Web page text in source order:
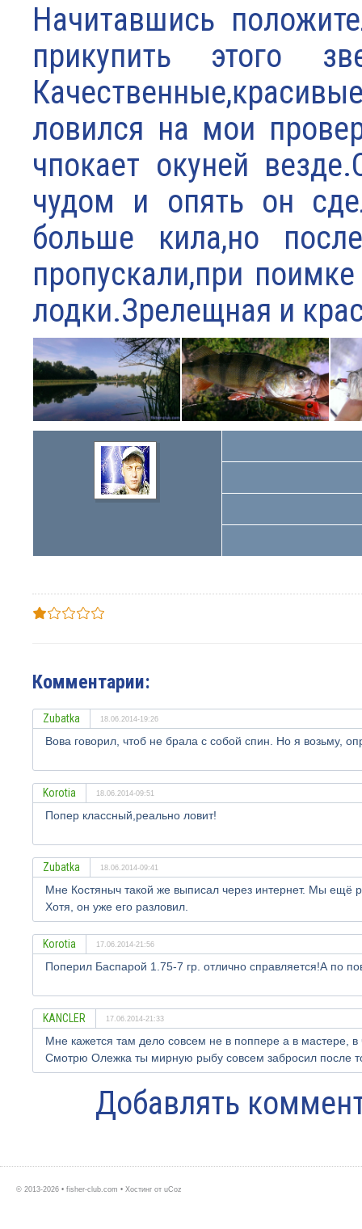
Начитавшись
прикупить этого
ловился на мои
чпокает окуней
чудом и опять он
больше кила,но
пропускали,при
лодки.Зрелещная и
Комментарии:
Zubatka 18.06.2014-19:26
Вова говорил, чтоб не брала с собой спин. Но я возьму,
Korotia 18.06.2014-09:51
Попер классный,реально ловит!
Zubatka 18.06.2014-09:41
Мне Костяныч такой же выписал через интернет. Мы ещё
Хотя, он уже его разловил.
Korotia 17.06.2014-21:56
Поперил Баспарой 1.75-7 гр. отлично справляется!А по
KANCLER 17.06.2014-21:33
Мне кажется там дело совсем не в поппере а в мастере,
Смотрю Олежка ты мирную рыбу совсем забросил после
Добавлять
© 2013-2026 • fisher-club.com • Хостинг от uCoz